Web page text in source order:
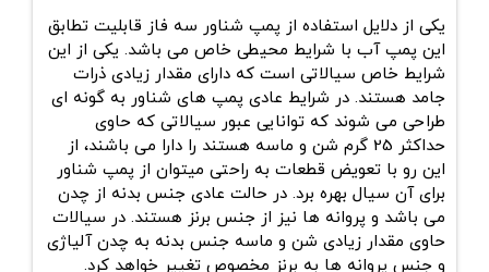
یکی از دلایل استفاده از پمپ شناور سه فاز قابلیت تطابق
این پمپ آب با شرایط محیطی خاص می باشد. یکی از این
شرایط خاص سیالاتی است که دارای مقدار زیادی ذرات
جامد هستند. در شرایط عادی پمپ های شناور به گونه ای
طراحی می شوند که توانایی عبور سیالاتی که حاوی
حداکثر 25 گرم شن و ماسه هستند را دارا می باشند، از
این رو با تعویض قطعات به راحتی میتوان از پمپ شناور
برای آن سیال بهره برد. در حالت عادی جنس بدنه از چدن
می باشد و پروانه ها نیز از جنس برنز هستند. در سیالات
حاوی مقدار زیادی شن و ماسه جنس بدنه به چدن آلیاژی
و جنس پروانه ها به برنز مخصوص تغییر خواهد کرد.